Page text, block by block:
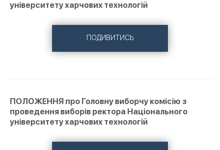
університету харчових технологій
ПОДИВИТИСЬ
ПОЛОЖЕННЯ про Головну виборчу комісію з
проведення виборів ректора Національного
університету харчових технологій